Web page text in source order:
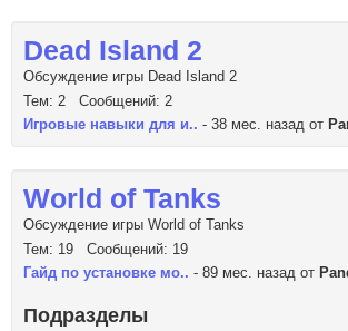
Dead Island 2
Обсуждение игры Dead Island 2
Тем: 2 Сообщений: 2
Игровые навыки для и.. - 38 мес. назад от
World of Tanks
Обсуждение игры World of Tanks
Тем: 19 Сообщений: 19
Гайд по установке мо.. - 89 мес. назад от
Подразделы